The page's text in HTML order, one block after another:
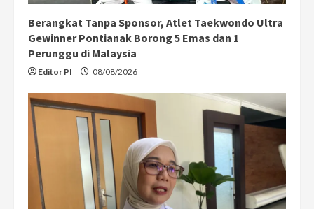
Berangkat Tanpa Sponsor, Atlet Taekwondo Ultra
Gewinner Pontianak Borong 5 Emas dan 1
Perunggu di Malaysia
Editor PI 08/08/2026